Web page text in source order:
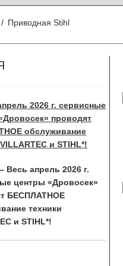
/ Приводная Stihl
апрель 2026 г.
центры «Дровосек»
БЕСПЛАТНОЕ
техники
и STIHL*!